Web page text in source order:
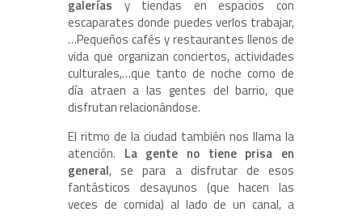
galerías y tiendas en espacios con
escaparates donde puedes verlos trabajar,
…Pequeños cafés y restaurantes llenos de
vida que organizan conciertos, actividades
culturales,…que tanto de noche como de
día atraen a las gentes del barrio, que
disfrutan relacionándose.
El ritmo de la ciudad también nos llama la
atención. La gente no tiene prisa en
general, se para a disfrutar de esos
fantásticos desayunos (que hacen las
veces de comida) al lado de un canal, a